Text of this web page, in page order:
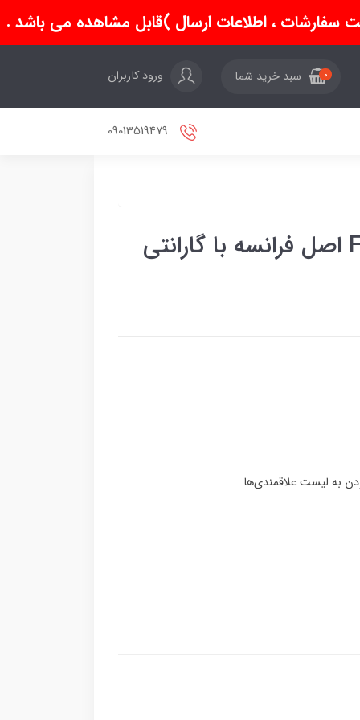
، اطلاعات ارسال )قابل مشاهده می باشد .
0 سبد خرید شما ورود کاربران
اتو بخار تفال مدل FV 5715 اصل فرانسه با گارانتی